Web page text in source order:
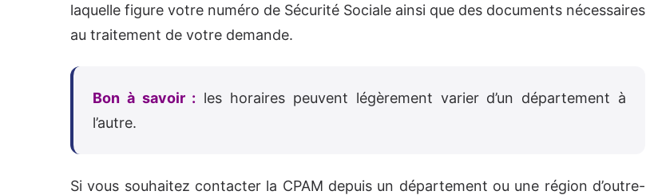
laquelle figure votre numéro de Sécurité Sociale ainsi que des documents nécessaires
au traitement de votre demande.
Bon à savoir : les horaires peuvent légèrement varier d’un département à
l’autre.
Si vous souhaitez contacter la CPAM depuis un département ou une région d’outre-